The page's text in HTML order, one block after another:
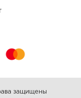
защищены